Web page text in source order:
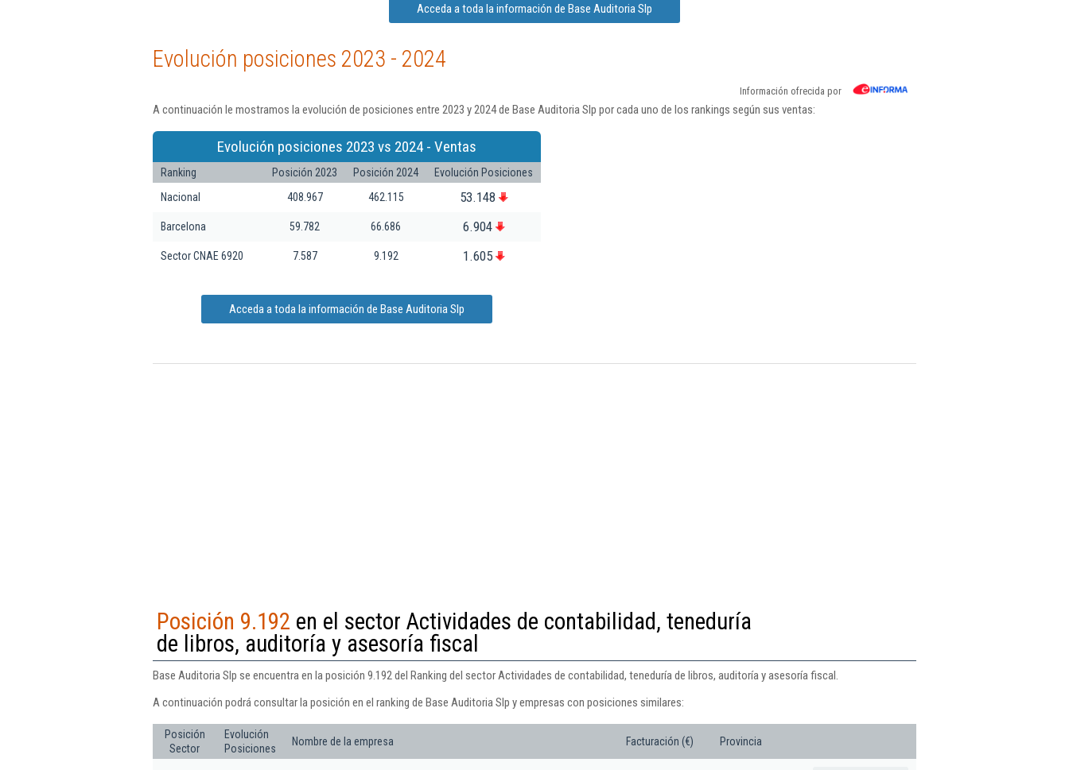
Acceda a toda la información de Base Auditoria Slp
Evolución posiciones 2023 - 2024
Información ofrecida por
A continuación le mostramos la evolución de posiciones entre 2023 y 2024 de Base Auditoria Slp por cada uno de los rankings según sus ventas:
Evolución posiciones 2023 vs 2024 - Ventas
Ranking Posición 2023 Posición 2024
Evolución Posiciones
Nacional
408.967 462.115 53.148
Barcelona 59.782 66.686 6.904
Sector CNAE 6920 7.587 9.192 1.605
Acceda a toda la información de Base Auditoria Slp
Posición 9.192 en el sector Actividades de contabilidad, teneduría
de libros, auditoría y asesoría fiscal
Base Auditoria Slp se encuentra en la posición 9.192 del Ranking del sector Actividades de contabilidad, teneduría de libros, auditoría y asesoría fiscal.
A continuación podrá consultar la posición en el ranking de Base Auditoria Slp y empresas con posiciones similares:
Posición
Sector
Evolución
Posiciones
Nombre de la empresa Facturación (€) Provincia